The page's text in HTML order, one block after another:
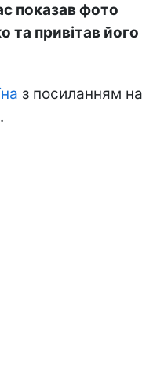
показав фото
привітав його
з посиланням на